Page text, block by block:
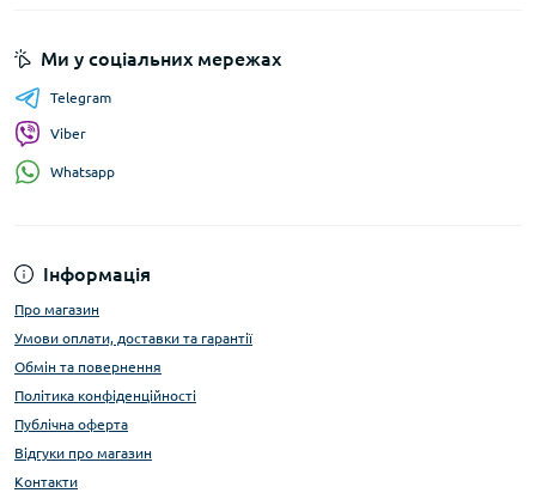
Інформація
Про магазин
Умови оплати, доставки та гарантії
Обмін та повернення
Політика конфіденційності
Публічна оферта
Відгуки про магазин
Контакти
Ми у соціальних мережах
Telegram
Viber
Whatsapp